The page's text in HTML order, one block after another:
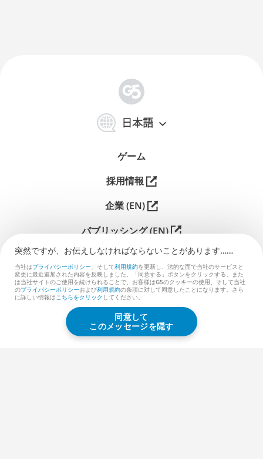
日本語
体
中
ゲーム
採用情報
企業 (EN)
パブリッシング (EN)
サポート
お問い合わせ (EN)
G5 ENTERTAINMENT ®
© 2026 G5 Entertainment AB
突然ですが、お伝えしなければな⁠ら⁠な⁠い⁠こ⁠と⁠があ⁠り⁠ま⁠す⁠…⁠…
当社はプライバシーポリシー、そして利用規約を更新し、法的な面で当社のサービスと
変更に最近追加された内容を反映しました。「同意する」ボタンをクリックする、また
は当社サイトのご使用を続けられることで、お客様はG5のクッキーの使用、そして当社
のプライバシーポリシーおよび利用規約の条項に対して同意したことになります。さら
に詳しい情報はこちらをクリック してください。
同意して
このメッセージを隠す